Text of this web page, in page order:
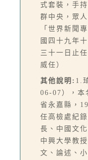
式套裝，手
群中央，眾
「世界新聞
國四十九年
三十一日止
威任）
其他說明: 1.
06-07），本
省永嘉縣，
任高檢處紀
長、中國文
中興大學教
文、論述、